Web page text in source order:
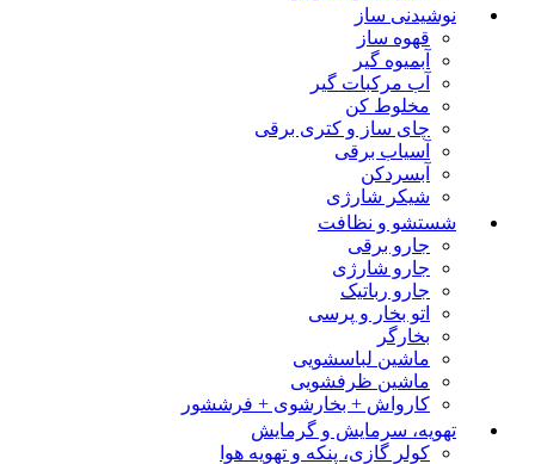
نوشیدنی ساز
قهوه ساز
آبمیوه گیر
آب مرکبات گیر
مخلوط کن
چای ساز و کتری برقی
آسیاب برقی
آبسردکن
شیکر شارژی
شستشو و نظافت
جارو برقی
جارو شارژی
جارو رباتیک
اتو بخار و پرسی
بخارگر
ماشین لباسشویی
ماشین ظرفشویی
کارواش + بخارشوی + فرششور
تهویه، سرمایش و گرمایش
کولر گازی، پنکه و تهویه هوا